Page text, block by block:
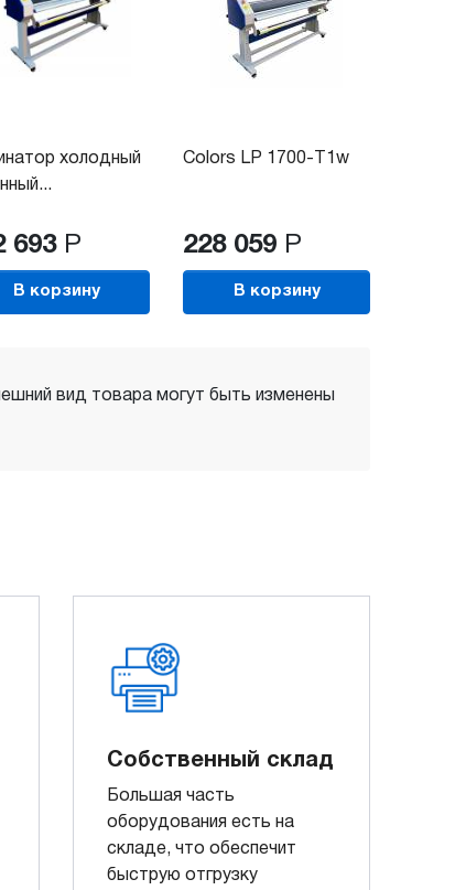
холодный
693 Р
В корзину
Colors LP 1700-T1w
228 059 Р
В корзину
вид товара могут быть изменены
Собственный склад
Большая часть
оборудования есть на
складе, что обеспечит
быструю отгрузку